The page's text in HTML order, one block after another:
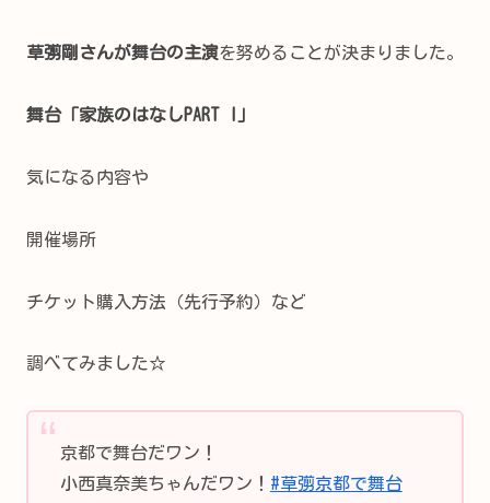
草彅剛さんが舞台の主演を努めることが決まりました。
舞台「家族のはなしPART I」
気になる内容や
開催場所
チケット購入方法（先行予約）など
調べてみました☆
京都で舞台だワン！
小西真奈美ちゃんだワン！ #草彅京都で舞台